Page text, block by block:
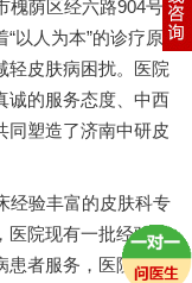
槐荫区经六路904号
以人为本”的诊疗原
轻皮肤病困扰。医院
诚的服务态度、中西
同塑造了济南中研皮
经验丰富的皮肤科专
医院现有一批经验丰
患者服务，医院一切